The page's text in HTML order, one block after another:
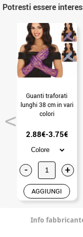
Potresti essere
Guanti traforati
lunghi 38 cm in vari
colori
2.88€-3.75€
- +
AGGIUNGI
Info